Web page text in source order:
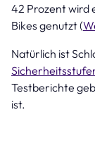
42 Prozent wird
Bikes genutzt (
Natürlich ist
Testberichte
ist.